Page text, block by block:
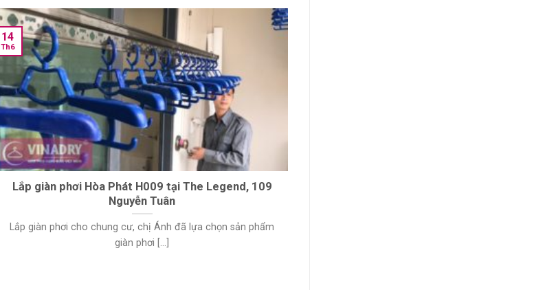
Lắp giàn phơi Hòa Phát H009 tại The Legend, 109
Nguyễn Tuân
Lắp giàn phơi cho chung cư, chị Ánh đã lựa chọn sản phẩm
giàn phơi [...]
14
Th6